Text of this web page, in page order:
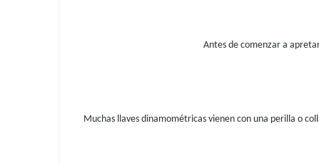
Antes de comenzar a
Muchas llaves dinamométricas vienen con una perilla o